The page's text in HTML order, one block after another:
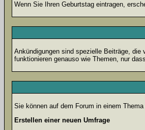
Wenn Sie Ihren Geburtstag eintragen,
Ankündigungen sind spezielle Beiträge, die
funktionieren genauso wie Themen, nur
Sie können auf dem Forum in einem
Erstellen einer neuen Umfrage